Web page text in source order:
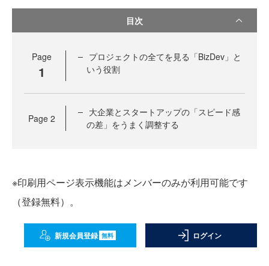
目次
Page
1
プロジェクトの全てを見る「BizDev」と
いう役割
Page 2
大企業とスタートアップの「スピード感
の差」をうまく調整する
※印刷用ページ表示機能はメンバーのみが利用可能です
（登録無料）。
新規会員登録 無料 ログイン